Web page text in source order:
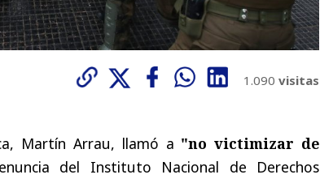
1.090 visitas
Martín Arrau, llamó a "no victimizar de
del Instituto Nacional de Derechos